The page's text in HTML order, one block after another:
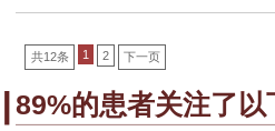
共12条 1 2 下一页
89%的患者关注了以